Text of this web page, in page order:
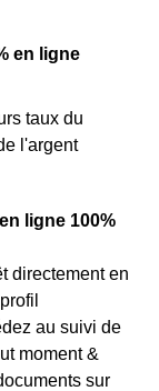
en ligne
taux du
l'argent
ligne 100%
directement en
au suivi de
moment &
sur